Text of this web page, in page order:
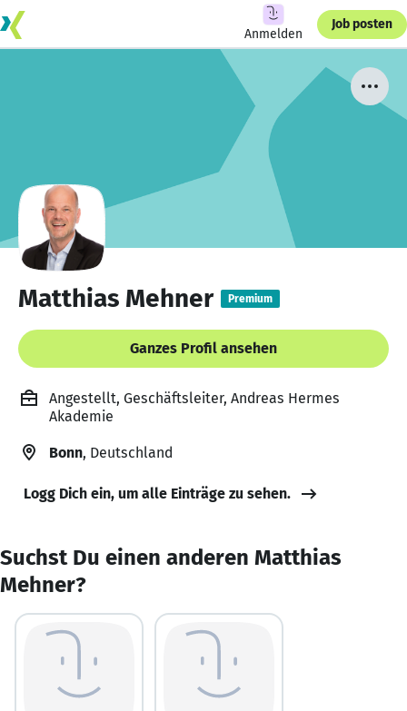
Anmelden
Job posten
Matthias Mehner Premium
Ganzes Profil ansehen
Angestellt, Geschäftsleiter, Andreas Hermes
Akademie
Bonn, Deutschland
Logg Dich ein, um alle Einträge zu sehen.
Suchst Du einen anderen Matthias
Mehner?